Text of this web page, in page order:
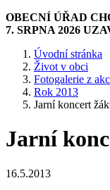
OBECNÍ ÚŘAD
7. SRPNA 2026
Úvodní stránka
Život v obci
Fotogalerie z
Rok 2013
Jarní koncert
Jarní
16.5.2013